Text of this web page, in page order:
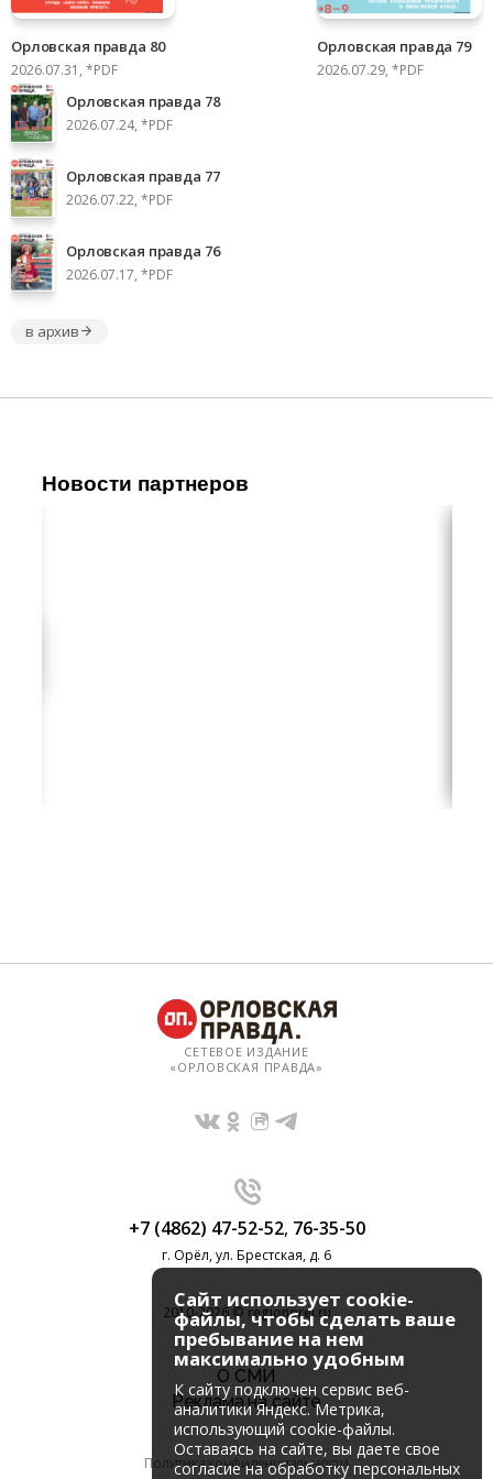
Орловская правда 80
2026.07.31, *PDF
Орловская правда 79
2026.07.29, *PDF
Орловская правда 78
2026.07.24, *PDF
Орловская правда 77
2026.07.22, *PDF
Орловская правда 76
2026.07.17, *PDF
в архив
Новости партнеров
СЕТЕВОЕ ИЗДАНИЕ
«ОРЛОВСКАЯ ПРАВДА»
+7 (4862) 47-52-52, 76-35-50
г. Орёл, ул. Брестская, д. 6
2010-2026 © regionorel.ru
О СМИ
Реклама на сайте
Политика конфиденциальности
Сайт использует cookie-
файлы, чтобы сделать ваше
пребывание на нем
максимально удобным
К cайту подключен сервис веб-
аналитики Яндекс. Метрика,
использующий cookie-файлы.
Оставаясь на сайте, вы даете свое
согласие на обработку персональных